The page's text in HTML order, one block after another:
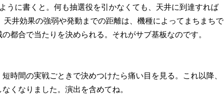
うに書くと。何も抽選役を引かなくても、天井に到達すれば
天井効果の強弱や発動までの距離は、機種によってまちまちで
都合で当たりを決められる。それがサブ基板なのです。
時間の実戦ごときで決めつけたら痛い目を見る。これ以降、
くなりました。演出を含めてね。